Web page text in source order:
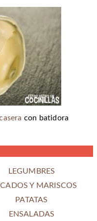
con batidora
LEGUMBRES
Y MARISCOS
PATATAS
ENSALADAS